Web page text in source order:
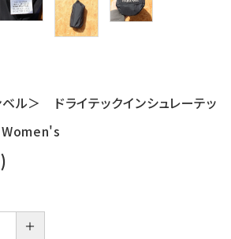
＞ ドライテックインシュレーテッ
Women's
＋